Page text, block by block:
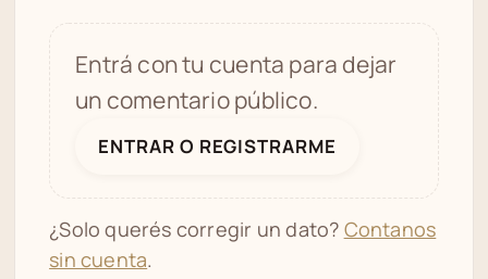
Entrá con tu cuenta para dejar
un comentario público.
ENTRAR O REGISTRARME
¿Solo querés corregir un dato? Contanos
sin cuenta.